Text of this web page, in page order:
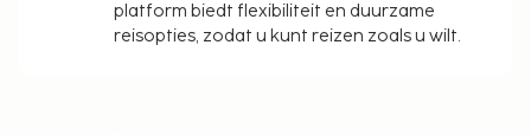
platform biedt flexibiliteit en duurzame
reisopties, zodat u kunt reizen zoals u wilt.